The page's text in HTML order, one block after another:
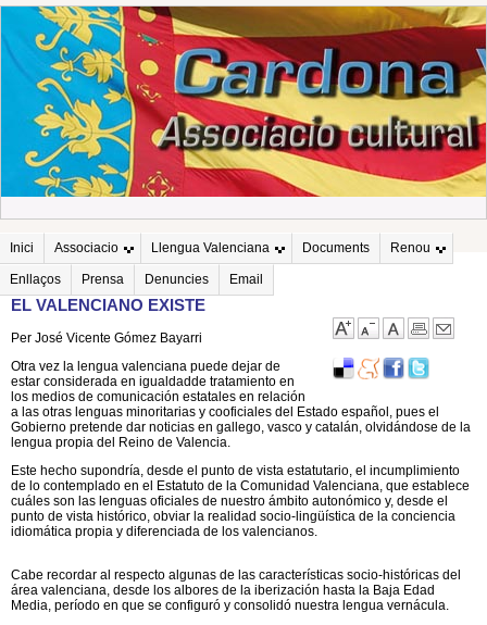
Inici Associacio Llengua Valenciana Documents Renou
Enllaços Prensa Denuncies Email
EL VALENCIANO EXISTE
Per José Vicente Gómez Bayarri
Otra vez la lengua valenciana puede dejar de
estar considerada en igualdadde tratamiento en
los medios de comunicación estatales en relación
a las otras lenguas minoritarias y cooficiales del Estado español, pues el
Gobierno pretende dar noticias en gallego, vasco y catalán, olvidándose de la
lengua propia del Reino de Valencia.
Este hecho supondría, desde el punto de vista estatutario, el incumplimiento
de lo contemplado en el Estatuto de la Comunidad Valenciana, que establece
cuáles son las lenguas oficiales de nuestro ámbito autonómico y, desde el
punto de vista histórico, obviar la realidad socio-lingüística de la conciencia
idiomática propia y diferenciada de los valencianos.
Cabe recordar al respecto algunas de las características socio-históricas del
área valenciana, desde los albores de la iberización hasta la Baja Edad
Media, período en que se configuró y consolidó nuestra lengua vernácula.